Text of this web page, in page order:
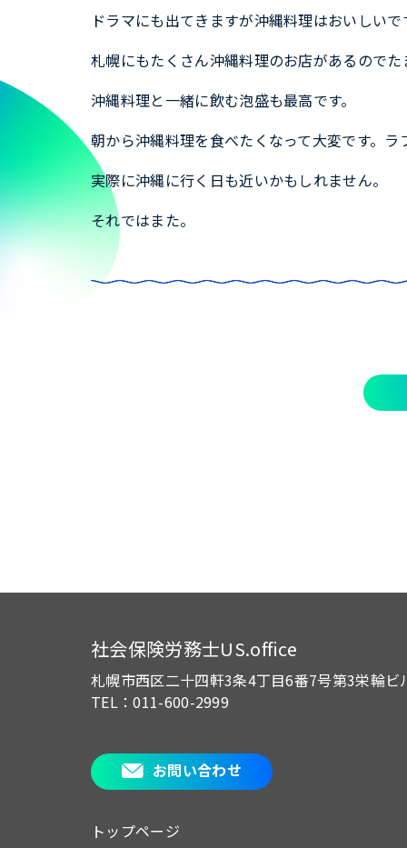
ドラマにも出てきますが沖縄料理はおいしいで
札幌にもたくさん沖縄料理のお店があるので
沖縄料理と一緒に飲む泡盛も最高です。
朝から沖縄料理を食べたくなって大変です。
実際に沖縄に行く日も近いかもしれません。
それではまた。
社会保険労務士US.office
札幌市西区二十四軒3条4丁目6番7号第3栄輪ビ
TEL：011-600-2999
お問い合わせ
トップページ